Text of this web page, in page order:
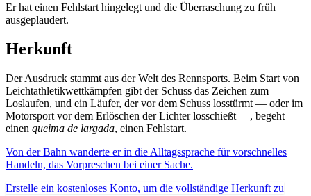
Er hat einen Fehlstart hingelegt und die Überraschung zu früh
ausgeplaudert.
Herkunft
Der Ausdruck stammt aus der Welt des Rennsports. Beim Start von
Leichtathletikwettkämpfen gibt der Schuss das Zeichen zum
Loslaufen, und ein Läufer, der vor dem Schuss losstürmt — oder im
Motorsport vor dem Erlöschen der Lichter losschießt —, begeht
einen queima de largada, einen Fehlstart.
Von der Bahn wanderte er in die Alltagssprache für vorschnelles
Handeln, das Vorpreschen bei einer Sache.
Erstelle ein kostenloses Konto, um die vollständige Herkunft zu